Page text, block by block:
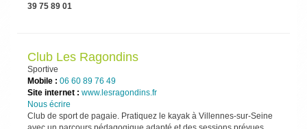
39 75 89 01
Club Les Ragondins
Sportive
Mobile : 06 60 89 76 49
Site internet : www.lesragondins.fr
Nous écrire
Club de sport de pagaie. Pratiquez le kayak à Villennes-sur-Seine